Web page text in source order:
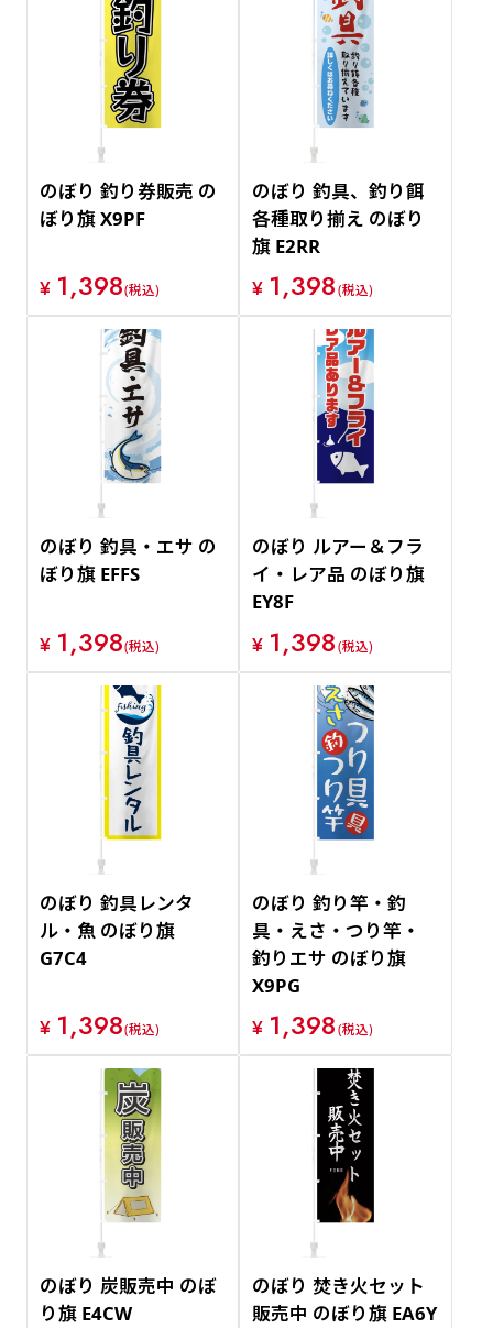
のぼり 釣り券販売 の
ぼり旗 X9PF
¥ 1,398(税込)
のぼり 釣具、釣り餌
各種取り揃え のぼり
旗 E2RR
¥ 1,398(税込)
のぼり 釣具・エサ の
ぼり旗 EFFS
¥ 1,398(税込)
のぼり ルアー＆フラ
イ・レア品 のぼり旗
EY8F
¥ 1,398(税込)
のぼり 釣具レンタ
ル・魚 のぼり旗
G7C4
¥ 1,398(税込)
のぼり 釣り竿・釣
具・えさ・つり竿・
釣りエサ のぼり旗
X9PG
¥ 1,398(税込)
のぼり 炭販売中 のぼ
り旗 E4CW
のぼり 焚き火セット
販売中 のぼり旗 EA6Y